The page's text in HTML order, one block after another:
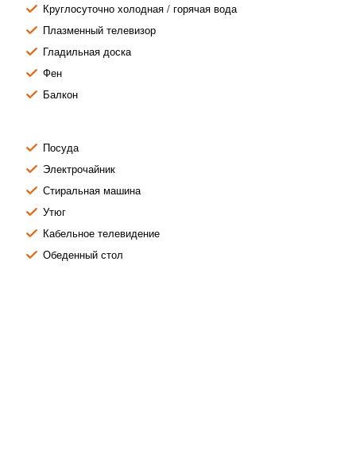
Круглосуточно холодная / горячая вода
Плазменный телевизор
Гладильная доска
Фен
Балкон
Посуда
Электрочайник
Стиральная машина
Утюг
Кабельное телевидение
Обеденный стол